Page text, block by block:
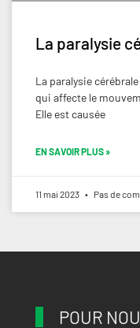
La paralysie
La paralysie
qui affecte le
Elle est causée
EN SAVOIR PLUS »
11 mai 2023 Pas de
POUR